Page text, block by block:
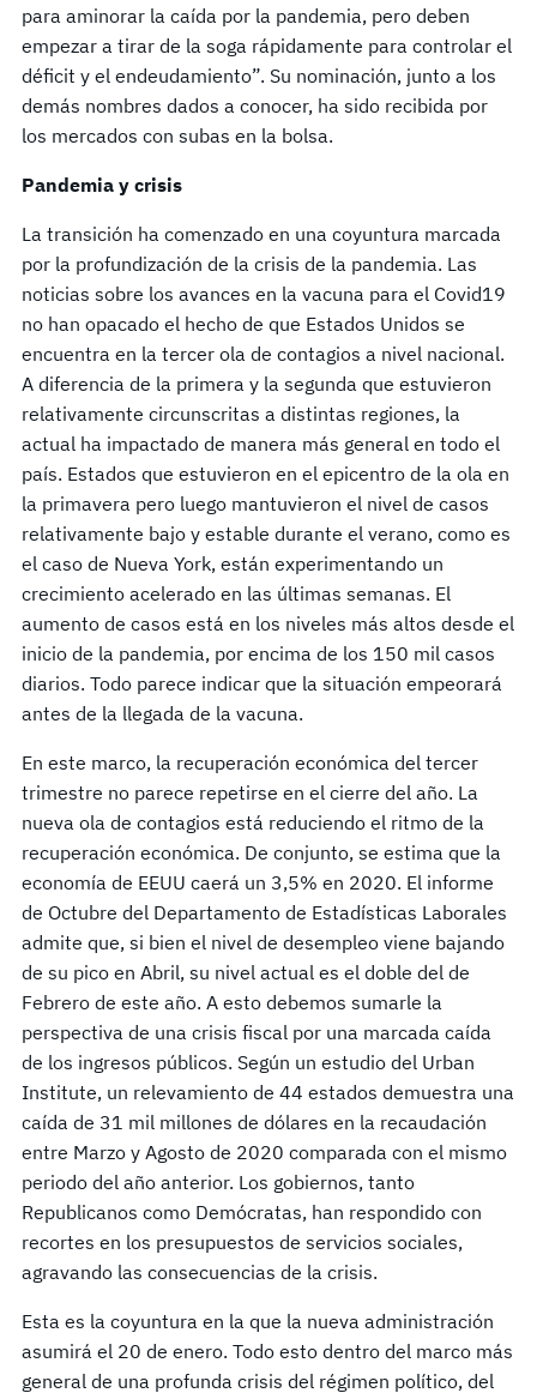
para aminorar la caída por la pandemia, pero deben
empezar a tirar de la soga rápidamente para controlar el
déficit y el endeudamiento”. Su nominación, junto a los
demás nombres dados a conocer, ha sido recibida por
los mercados con subas en la bolsa.
Pandemia y crisis
La transición ha comenzado en una coyuntura marcada
por la profundización de la crisis de la pandemia. Las
noticias sobre los avances en la vacuna para el Covid19
no han opacado el hecho de que Estados Unidos se
encuentra en la tercer ola de contagios a nivel nacional.
A diferencia de la primera y la segunda que estuvieron
relativamente circunscritas a distintas regiones, la
actual ha impactado de manera más general en todo el
país. Estados que estuvieron en el epicentro de la ola en
la primavera pero luego mantuvieron el nivel de casos
relativamente bajo y estable durante el verano, como es
el caso de Nueva York, están experimentando un
crecimiento acelerado en las últimas semanas. El
aumento de casos está en los niveles más altos desde el
inicio de la pandemia, por encima de los 150 mil casos
diarios. Todo parece indicar que la situación empeorará
antes de la llegada de la vacuna.
En este marco, la recuperación económica del tercer
trimestre no parece repetirse en el cierre del año. La
nueva ola de contagios está reduciendo el ritmo de la
recuperación económica. De conjunto, se estima que la
economía de EEUU caerá un 3,5% en 2020. El informe
de Octubre del Departamento de Estadísticas Laborales
admite que, si bien el nivel de desempleo viene bajando
de su pico en Abril, su nivel actual es el doble del de
Febrero de este año. A esto debemos sumarle la
perspectiva de una crisis fiscal por una marcada caída
de los ingresos públicos. Según un estudio del Urban
Institute, un relevamiento de 44 estados demuestra una
caída de 31 mil millones de dólares en la recaudación
entre Marzo y Agosto de 2020 comparada con el mismo
periodo del año anterior. Los gobiernos, tanto
Republicanos como Demócratas, han respondido con
recortes en los presupuestos de servicios sociales,
agravando las consecuencias de la crisis.
Esta es la coyuntura en la que la nueva administración
asumirá el 20 de enero. Todo esto dentro del marco más
general de una profunda crisis del régimen político, del